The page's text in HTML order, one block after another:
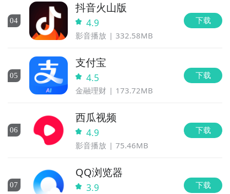
04
抖音火山版
4.9
影音播放 332.58MB
下载
05
支付宝
4.5
金融理财 173.72MB
下载
06
西瓜视频
4.9
影音播放 75.46MB
下载
07
QQ浏览器
3.9 下载